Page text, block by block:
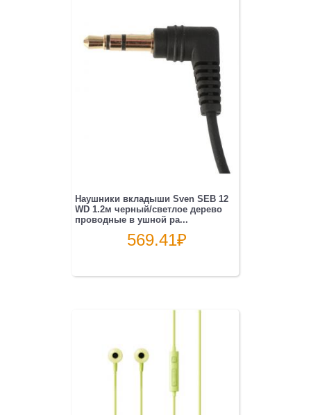
Наушники вкладыши Sven SEB 12
WD 1.2м черный/светлое дерево
проводные в ушной ра...
569.41₽